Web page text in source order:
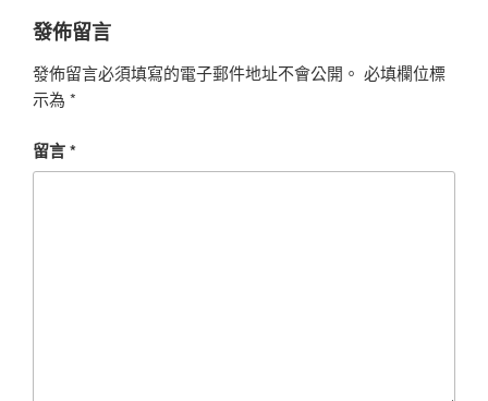
發佈留言
發佈留言必須填寫的電子郵件地址不會公開。 必填欄位標
示為 *
留言*